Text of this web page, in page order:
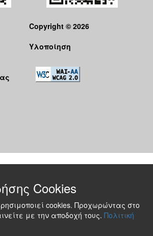
Copyright © 2026
Υλοποίηση
Cookies
cookies. Προχωρώντας στο
με την αποδοχή τους. Πολιτική